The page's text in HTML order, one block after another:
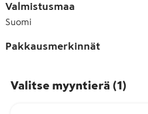
Valmistusmaa
Suomi
Pakkausmerkinnät
Valitse myyntierä (1)